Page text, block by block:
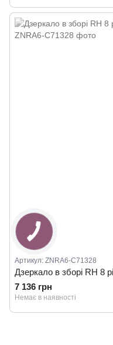
Артикул: ZNRA6-C71328
Дзеркало в зборі RH 8
7 136 грн
Немає в наявності